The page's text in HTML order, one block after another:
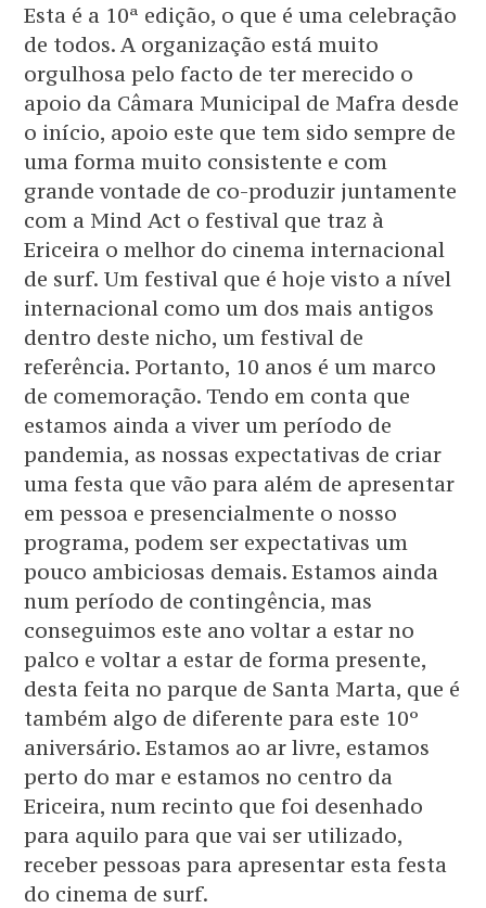
Esta é a 10ª edição, o que é uma celebração
de todos. A organização está muito
orgulhosa pelo facto de ter merecido o
apoio da Câmara Municipal de Mafra desde
o início, apoio este que tem sido sempre de
uma forma muito consistente e com
grande vontade de co-produzir juntamente
com a Mind Act o festival que traz à
Ericeira o melhor do cinema internacional
de surf. Um festival que é hoje visto a nível
internacional como um dos mais antigos
dentro deste nicho, um festival de
referência. Portanto, 10 anos é um marco
de comemoração. Tendo em conta que
estamos ainda a viver um período de
pandemia, as nossas expectativas de criar
uma festa que vão para além de apresentar
em pessoa e presencialmente o nosso
programa, podem ser expectativas um
pouco ambiciosas demais. Estamos ainda
num período de contingência, mas
conseguimos este ano voltar a estar no
palco e voltar a estar de forma presente,
desta feita no parque de Santa Marta, que é
também algo de diferente para este 10º
aniversário. Estamos ao ar livre, estamos
perto do mar e estamos no centro da
Ericeira, num recinto que foi desenhado
para aquilo para que vai ser utilizado,
receber pessoas para apresentar esta festa
do cinema de surf.